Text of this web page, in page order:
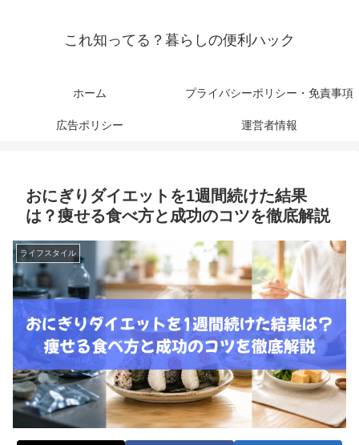
これ知ってる？暮らしの便利ハック
ホーム プライバシーポリシー・免責事項
広告ポリシー 運営者情報
おにぎりダイエットを1週間続けた結果
は？痩せる食べ方と成功のコツを徹底解説
ライフスタイル